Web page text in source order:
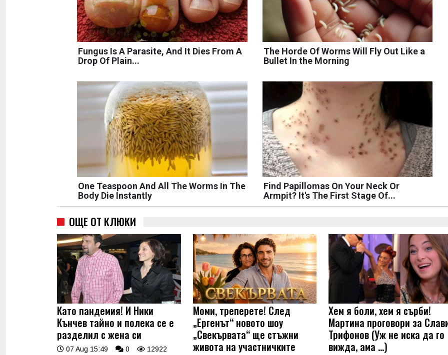
Fungus Is A Parasite, And It Dies From A
Drop Of Plain...
The Horde Of Worms Will Fly Out Like a
Bullet In the Morning
One Teaspoon And All The Worms In The
Body Die Instantly
Find Papillomas On Your Neck Or
Armpit? It's The First Stage Of...
ОЩЕ ОТ КЛЮКИ
Като пандемия! И Ники
Кънчев тайно и полека се е
разделил с жена си
07 Aug 15:49 0 12922
Моми, треперете! След
„Ергенът“ новото шоу
„Свекървата“ ще стъжни
живота на участничките
Хем я боли, хем я сърби!
Мартина проговори за
Трифонов (Уж не иска да го
вижда, ама …)